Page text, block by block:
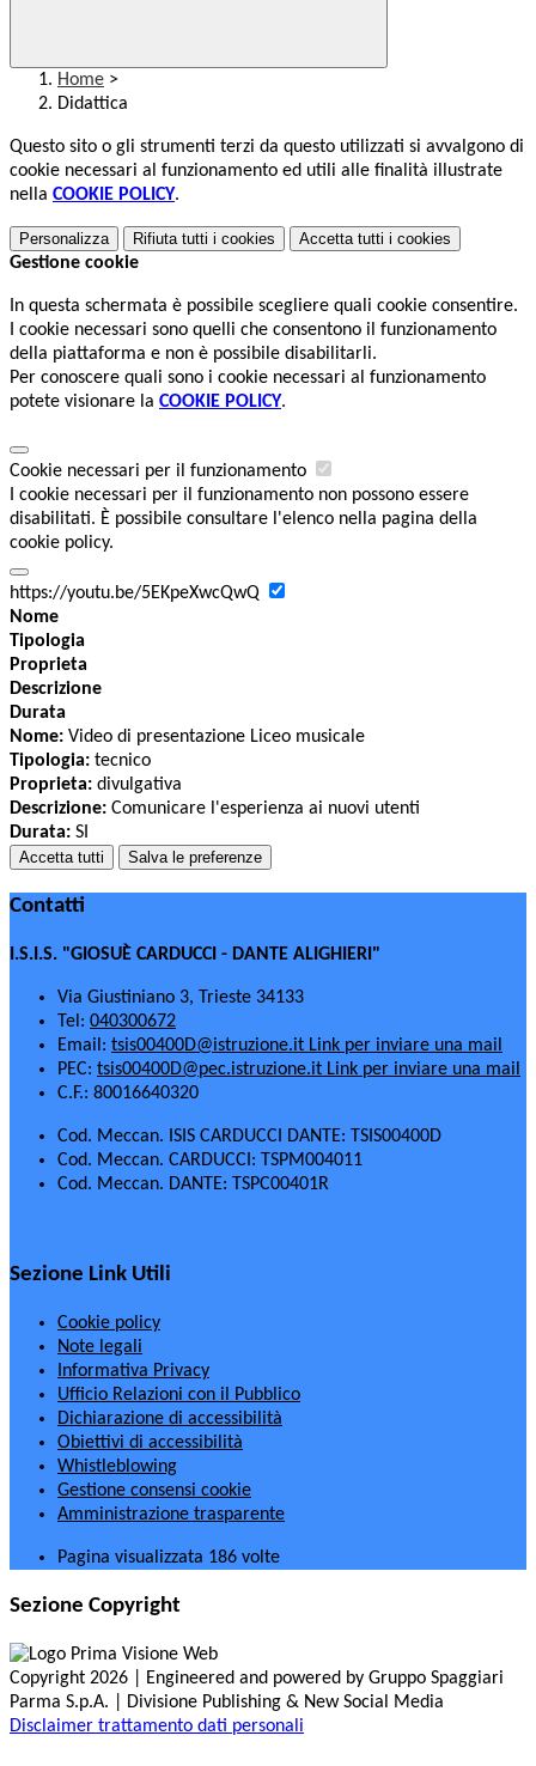
Home >
Didattica
Questo sito o gli strumenti terzi da questo utilizzati si avvalgono di
cookie necessari al funzionamento ed utili alle finalità illustrate
nella COOKIE POLICY.
Personalizza Rifiuta tutti i cookies Accetta tutti i cookies
Gestione cookie
In questa schermata è possibile scegliere quali cookie consentire.
I cookie necessari sono quelli che consentono il funzionamento
della piattaforma e non è possibile disabilitarli.
Per conoscere quali sono i cookie necessari al funzionamento
potete visionare la COOKIE POLICY.
Cookie necessari per il funzionamento
I cookie necessari per il funzionamento non possono essere
disabilitati. È possibile consultare l'elenco nella pagina della
cookie policy.
https://youtu.be/5EKpeXwcQwQ
Nome
Tipologia
Proprieta
Descrizione
Durata
Nome: Video di presentazione Liceo musicale
Tipologia: tecnico
Proprieta: divulgativa
Descrizione: Comunicare l'esperienza ai nuovi utenti
Durata: SI
Accetta tutti Salva le preferenze
Contatti
I.S.I.S. "GIOSUÈ CARDUCCI - DANTE ALIGHIERI"
Via Giustiniano 3, Trieste 34133
Tel: 040300672
Email: tsis00400D@istruzione.it Link per inviare una mail
PEC: tsis00400D@pec.istruzione.it Link per inviare una mail
C.F.: 80016640320
Cod. Meccan. ISIS CARDUCCI DANTE: TSIS00400D
Cod. Meccan. CARDUCCI: TSPM004011
Cod. Meccan. DANTE: TSPC00401R
Sezione Link Utili
Cookie policy
Note legali
Informativa Privacy
Ufficio Relazioni con il Pubblico
Dichiarazione di accessibilità
Obiettivi di accessibilità
Whistleblowing
Gestione consensi cookie
Amministrazione trasparente
Pagina visualizzata 186 volte
Sezione Copyright
Copyright 2026 | Engineered and powered by Gruppo Spaggiari
Parma S.p.A. | Divisione Publishing & New Social Media
Disclaimer trattamento dati personali